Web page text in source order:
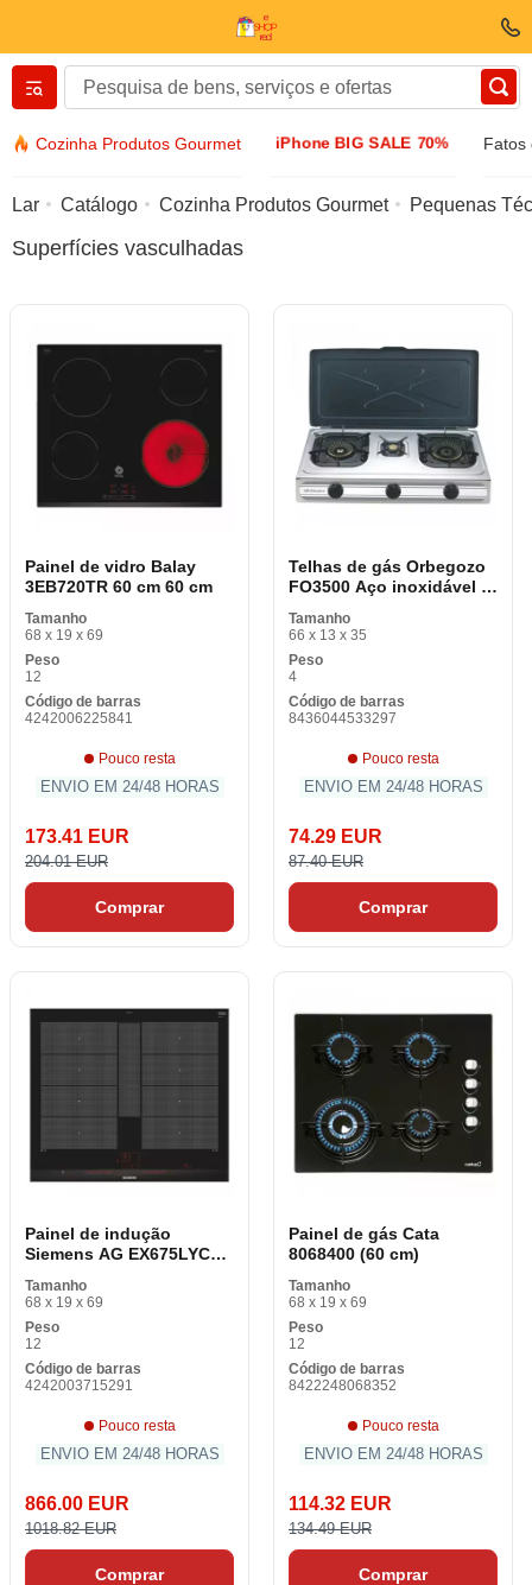
Cozinha Produtos Gourmet iPhone BIG SALE 70% Fatos
Вернуться назад
Acessórios
Relógio de algemas
Lar Catálogo Cozinha Produtos Gourmet Pequenas
Superfícies vasculhadas
Painel de vidro Balay
3EB720TR 60 cm 60 cm
Tamanho
68 x 19 x 69
Peso
12
Código de barras
4242006225841
Pouco resta
ENVIO EM 24/48 HORAS
173.41 EUR
204.01 EUR
Comprar
Telhas de gás Orbegozo
FO3500 Aço inoxidável 3
Tamanho
66 x 13 x 35
Peso
4
Código de barras
8436044533297
Pouco resta
ENVIO EM 24/48 HORAS
74.29 EUR
87.40 EUR
Comprar
Painel de indução
Siemens AG EX675LYC1E
Tamanho
68 x 19 x 69
Peso
12
Código de barras
4242003715291
Pouco resta
ENVIO EM 24/48 HORAS
866.00 EUR
1018.82 EUR
Comprar
Painel de gás Cata
8068400 (60 cm)
Tamanho
68 x 19 x 69
Peso
12
Código de barras
8422248068352
Pouco resta
ENVIO EM 24/48 HORAS
114.32 EUR
134.49 EUR
Comprar